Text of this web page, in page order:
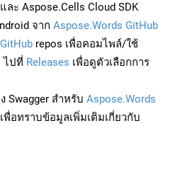
ละ Aspose.Cells Cloud SDK
จาก Aspose.Words GitHub
repos เพื่อคอมไพล์/ใช้
ไปที่ Releases เพื่อดูตัวเลือกการ
Swagger สำหรับ Aspose.Words
เพื่อทราบข้อมูลเพิ่มเติมเกี่ยวกับ